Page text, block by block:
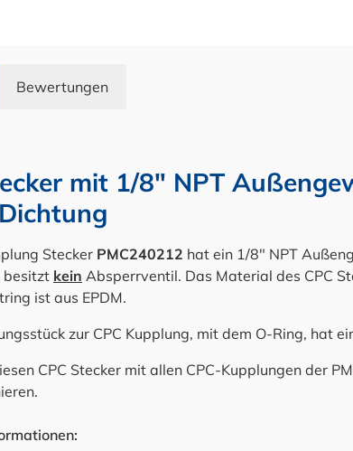
Bewertungen
mit 1/8" NPT
Stecker PMC240212 hat ein 1/8" NPT
besitzt kein Absperrventil. Das Material des CPC
ist aus EPDM.
zur CPC Kupplung, mit dem O-Ring, hat
CPC Stecker mit allen CPC-Kupplungen der